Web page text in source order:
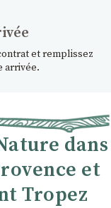
et remplissez
arrivée.
dans
et
Tropez